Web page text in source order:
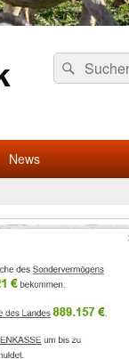
Suchen
nach:
Suchen
News